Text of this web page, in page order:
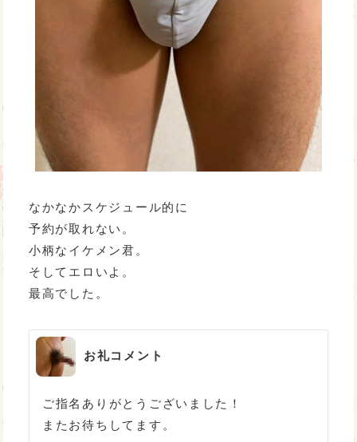
なかなかスケジュール的に
予約が取れない。
小柄なイケメン君。
そしてエロいよ。
最高でした。
お礼コメント
ご指名ありがとうございました！
またお待ちしてます。